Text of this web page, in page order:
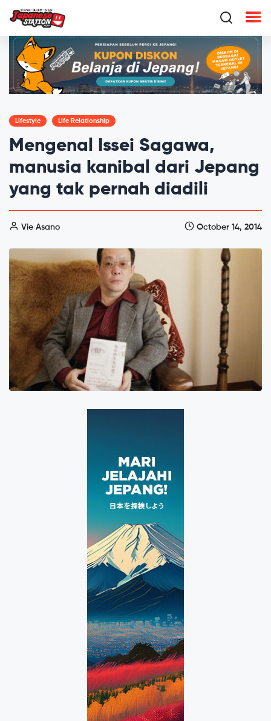
Lifestyle Life Relationship
Mengenal Issei Sagawa,
manusia kanibal dari Jepang
yang tak pernah diadili
Vie Asano October 14, 2014